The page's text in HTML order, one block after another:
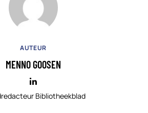
AUTEUR
MENNO GOOSEN
Bibliotheekblad